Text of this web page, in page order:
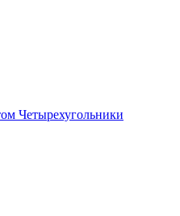
Четырехугольники